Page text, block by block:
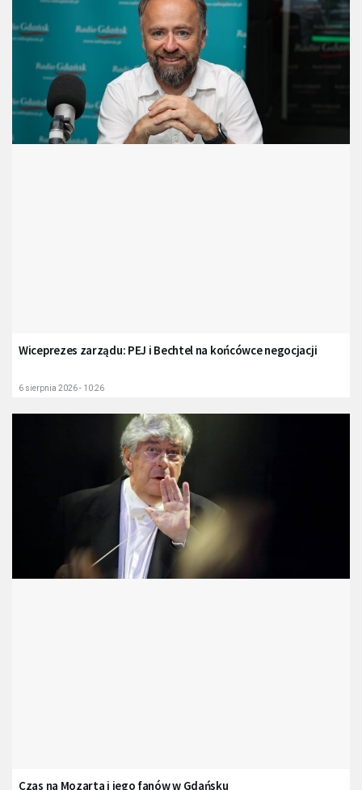
Wiceprezes zarządu: PEJ i Bechtel na końcówce negocjacji
6 sierpnia 2026 - 10:26
Czas na Mozarta i jego fanów w Gdańsku